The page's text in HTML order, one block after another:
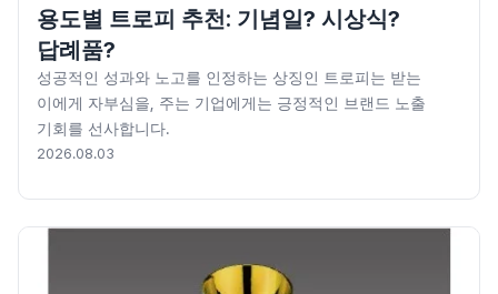
용도별 트로피 추천: 기념일? 시상식?
답례품?
성공적인 성과와 노고를 인정하는 상징인 트로피는 받는
이에게 자부심을, 주는 기업에게는 긍정적인 브랜드 노출
기회를 선사합니다.
2026.08.03